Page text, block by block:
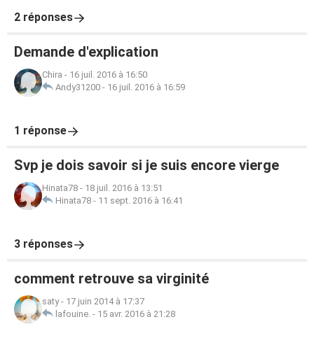
2 réponses
Demande d'explication
Chira - 16 juil. 2016 à 16:50
Andy31200 - 16 juil. 2016 à 16:59
1 réponse
Svp je dois savoir si je suis encore vierge
Hinata78 - 18 juil. 2016 à 13:51
Hinata78 - 11 sept. 2016 à 16:41
3 réponses
comment retrouve sa virginité
saty- 17 juin 2014 à 17:37
lafouine. - 15 avr. 2016 à 21:28